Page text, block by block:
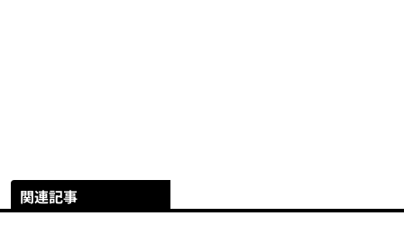
関連記事